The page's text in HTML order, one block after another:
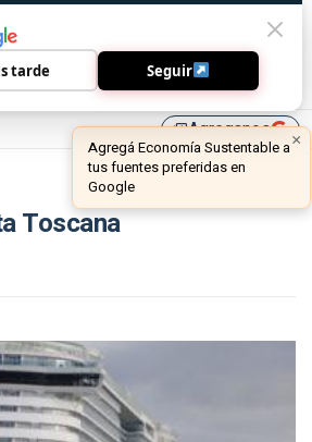
library_addAgreganos ×
Agregá Economía Sustentable a
tus fuentes preferidas en
Google
Toscana
tarde Seguir